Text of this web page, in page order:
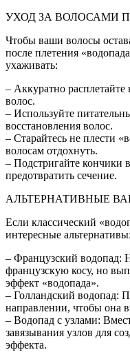
УХОД ЗА ВОЛОСАМИ
Чтобы ваши волосы
после плетения
ухаживать:
– Аккуратно
волос.
– Используйте
восстановления волос.
– Старайтесь не плести
волосам отдохнуть.
– Подстригайте кончики
предотвратить сечение.
АЛЬТЕРНАТИВНЫЕ
Если классический
интересные альтернативы:
– Французский водопад:
французскую косу, но
эффект «водопада».
– Голландский водопад:
направлении, чтобы она
– Водопад с узлами:
завязывания узлов для
эффекта.